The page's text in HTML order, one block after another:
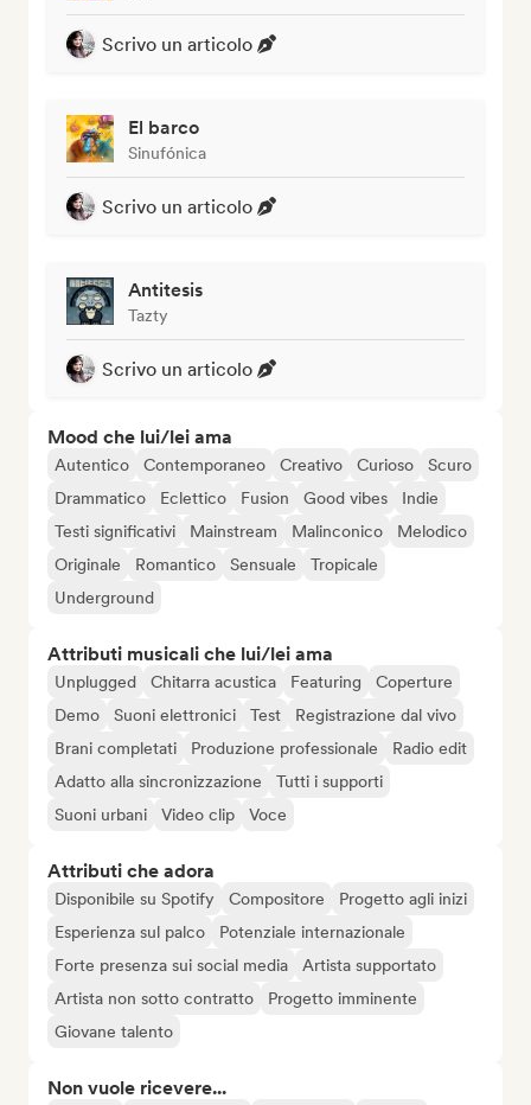
Scrivo un articolo
El barco
Sinufónica
Scrivo un articolo
Antitesis
Tazty
Scrivo un articolo
Mood che lui/lei ama
Autentico Contemporaneo Creativo Curioso
Scuro
Drammatico
Eclettico Fusion Good vibes
Indie
Testi significativi
Mainstream Malinconico
Melodico
Originale
Romantico Sensuale
Tropicale
Underground
Attributi musicali che lui/lei ama
Unplugged Chitarra acustica Featuring
Coperture
Demo
Suoni elettronici Test
Registrazione dal vivo
Brani completati
Produzione professionale
Radio edit
Adatto alla sincronizzazione
Tutti i supporti
Suoni urbani
Video clip Voce
Attributi che adora
Disponibile su Spotify Compositore
Progetto agli inizi
Esperienza sul palco
Potenziale internazionale
Forte presenza sui social media
Artista supportato
Artista non sotto contratto
Progetto imminente
Giovane talento
Non vuole ricevere...